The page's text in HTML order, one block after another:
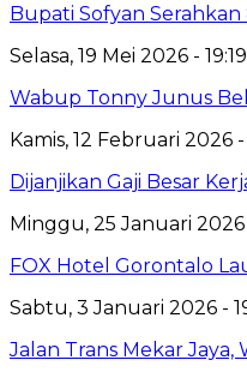
Bupati Sofyan
Selasa, 19 Mei 2026 - 19:19
Wabup Tonny Junus
Kamis, 12 Februari 2026
Dijanjikan Gaji Besar
Minggu, 25 Januari 2026
‎FOX Hotel Gorontalo
Sabtu, 3 Januari 2026 -
Jalan Trans Mekar